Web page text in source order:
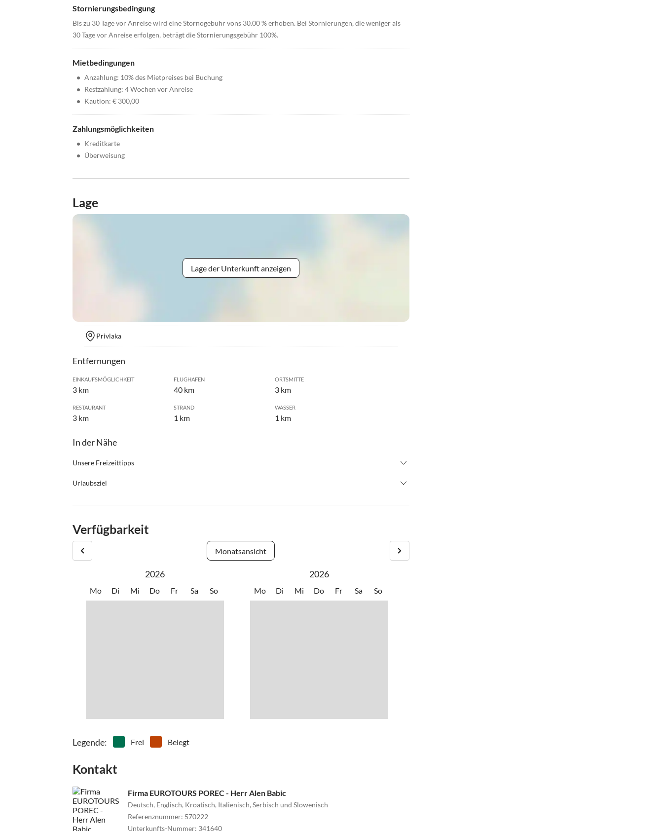
Stornierungsbedingung
Bis zu 30 Tage vor Anreise wird eine Stornogebühr vons 30.00 % erhoben. Bei Stornierungen, die weniger als
30 Tage vor Anreise erfolgen, beträgt die Stornierungsgebühr 100%.
Mietbedingungen
• Anzahlung: 10% des Mietpreises bei Buchung
• Restzahlung: 4 Wochen vor Anreise
• Kaution: € 300,00
Zahlungsmöglichkeiten
• Kreditkarte
• Überweisung
Lage
Lage der Unterkunft anzeigen
Privlaka
Entfernungen
EINKAUFSMÖGLICHKEIT
3 km
FLUGHAFEN
40 km
ORTSMITTE
3 km
RESTAURANT
3 km
STRAND
1 km
WASSER
1 km
In der Nähe
Unsere Freizeittipps
Urlaubsziel
Seiten von kristallklaren Sand- und Mantelstränden umschlossen, ist sie die wichtigste Verbindung zwischen
Zadar-Nin-Insel Vir. Sehenswürdigkeiten sind bekannt für die Fischertradition, die seit Jahrzehnten von
Generation zu Generation weitergegeben wird.
Verfügbarkeit
Monatsansicht
2026
Mo Di Mi Do Fr Sa So
2026
Mo Di Mi Do Fr Sa So
Legende: Frei Belegt
Kontakt
Firma EUROTOURS POREC - Herr Alen Babic
Deutsch, Englisch, Kroatisch, Italienisch, Serbisch und Slowenisch
Referenznummer: 570222
Unterkunfts-Nummer: 341640